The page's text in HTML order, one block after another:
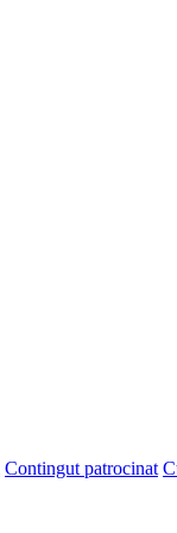
Contingut patrocinat